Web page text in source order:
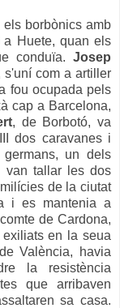
borbònics amb
Huete, quan els
conduïa. Josep
s'uní com a artiller
fou ocupada pels
cap a Barcelona,
, de Borbotó, va
dos caravanes i
un dels
van tallar les dos
de la ciutat
i es mantenia a
de Cardona,
en la seua
València, havia
la resistència
que arribaven
sa casa.